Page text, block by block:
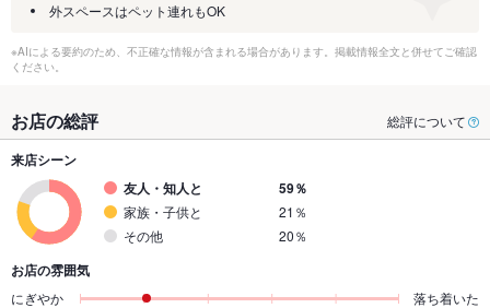
外スペースはペット連れもOK
※AIによる要約のため、不正確な情報が含まれる場合があります。掲載情報全文と併せてご確認
ください。
お店の総評 総評について
来店シーン
友人・知人と
59％
家族・子供と
21％
その他
20％
お店の雰囲気
にぎやか
落ち着いた